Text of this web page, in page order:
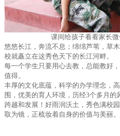
课间给孩子看看家长
悠悠长江，奔流不息；绵绵芦苇，草
校就矗立在这秀色天下的长江河畔。
每一个学生只要用心去教，总能教好
值得。
丰厚的文化底蕴，科学的办学理念，
围，优美的育人环境，历经3个多月
跨越和发展！好雨润沃土，秀色满校
取为镜，正梳妆着自身的价值与美丽。